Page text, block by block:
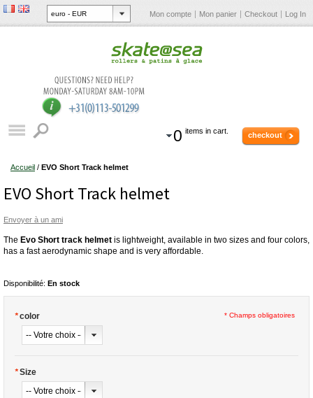
Mon compte Mon panier Checkout Log In
0 items in cart. checkout
Accueil / EVO Short Track helmet
EVO Short Track helmet
Envoyer à un ami
The Evo Short track helmet is lightweight, available in two sizes and four colors,
has a fast aerodynamic shape and is very affordable.
Disponibilité: En stock
*color
*Size
* Champs obligatoires